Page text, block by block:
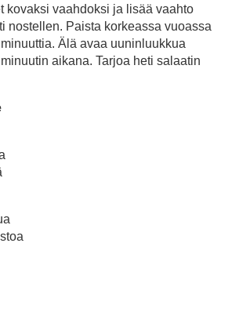
kovaksi vaahdoksi ja lisää vaahto
nostellen. Paista korkeassa vuoassa
Älä avaa uuninluukkua
aikana. Tarjoa heti salaatin